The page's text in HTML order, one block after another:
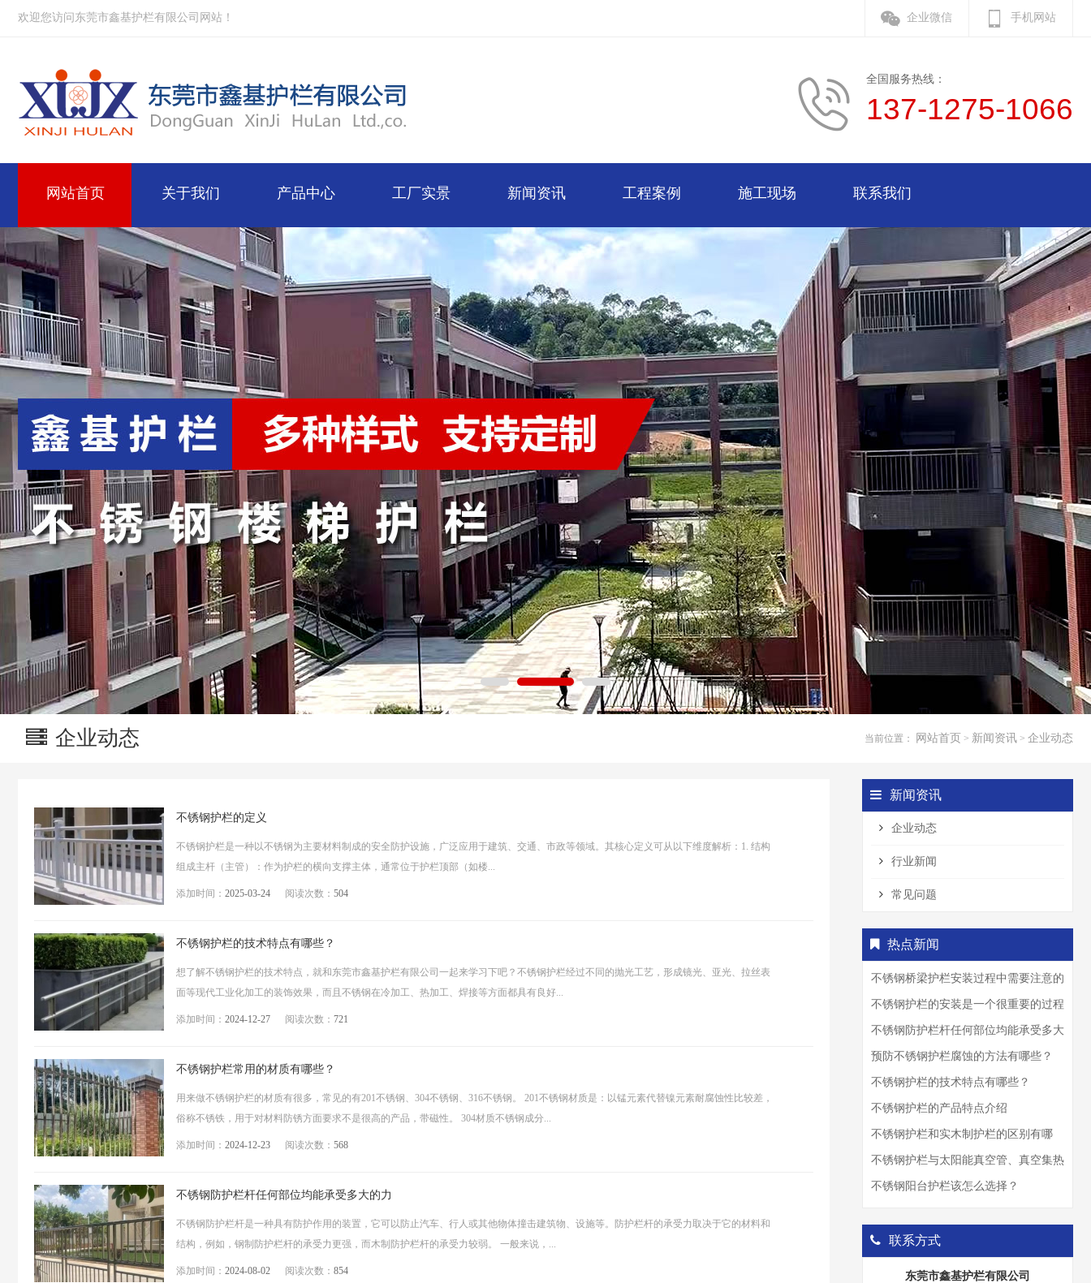
欢迎您访问东莞市鑫基护栏有限公司网站！ 企业微信 手机网站
全国服务热线：
137-1275-1066
网站首页 关于我们 产品中心 工厂实景 新闻资讯 工程案例 施工现场 联系我们
企业动态 当前位置： 网站首页 > 新闻资讯 > 企业动态
‌不锈钢护栏的定义
‌不锈钢护栏‌是一种以不锈钢为主要材料制成的安全防护设施，广泛应用于建筑、交通、市政等领域。其核心定义可从以下维度解析：‌1. 结构
组成‌‌主杆（主管）‌：作为护栏的横向支撑主体，通常位于护栏顶部（如楼...
添加时间： 2025-03-24 阅读次数： 504
不锈钢护栏的技术特点有哪些？
想了解不锈钢护栏的技术特点，就和东莞市鑫基护栏有限公司一起来学习下吧？不锈钢护栏经过不同的抛光工艺，形成镜光、亚光、拉丝表
面等现代工业化加工的装饰效果，而且不锈钢在冷加工、热加工、焊接等方面都具有良好...
添加时间： 2024-12-27 阅读次数： 721
不锈钢护栏常用的材质有哪些？
用来做不锈钢护栏的材质有很多，常见的有201不锈钢、304不锈钢、316不锈钢。 201不锈钢材质是：以锰元素代替镍元素耐腐蚀性比较差，
俗称不锈铁，用于对材料防锈方面要求不是很高的产品，带磁性。 304材质不锈钢成分...
添加时间： 2024-12-23 阅读次数： 568
不锈钢防护栏杆任何部位均能承受多大的力
不锈钢防护栏杆是一种具有防护作用的装置，它可以防止汽车、行人或其他物体撞击建筑物、设施等。防护栏杆的承受力取决于它的材料和
结构，例如，钢制防护栏杆的承受力更强，而木制防护栏杆的承受力较弱。 一般来说，...
添加时间： 2024-08-02 阅读次数： 854
新闻资讯
企业动态
行业新闻
常见问题
热点新闻
不锈钢桥梁护栏安装过程中需要注意的
事项？
不锈钢护栏的安装是一个很重要的过程
不锈钢防护栏杆任何部位均能承受多大
的力
预防不锈钢护栏腐蚀的方法有哪些？
不锈钢护栏的技术特点有哪些？
不锈钢护栏的产品特点介绍
不锈钢护栏和实木制护栏的区别有哪
些？
不锈钢护栏与太阳能真空管、真空集热
板的结合应用
不锈钢阳台护栏该怎么选择？
联系方式
东莞市鑫基护栏有限公司